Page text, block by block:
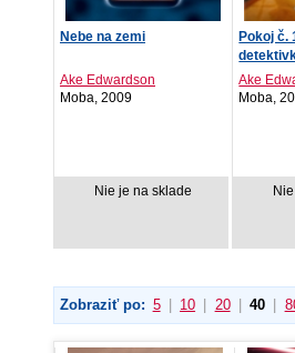
Nebe na zemi
Ake Edwardson
Moba, 2009
Nie je na sklade
Pokoj č.
Ake
Moba,
Zobraziť po: 5 | 10 | 20 | 40 |